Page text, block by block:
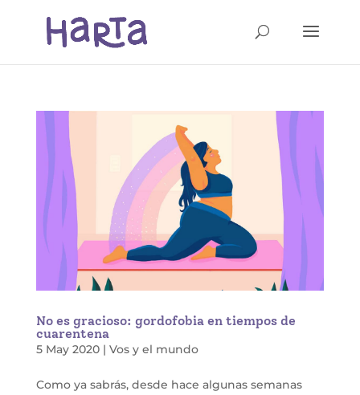
No es gracioso: gordofobia en tiempos de
cuarentena
5 May 2020| Vos y el mundo
Como ya sabrás, desde hace algunas semanas